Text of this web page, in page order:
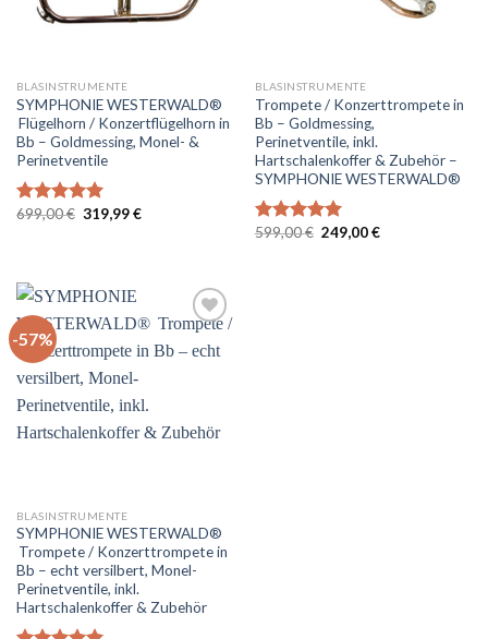
BLASINSTRUMENTE
SYMPHONIE WESTERWALD®
Flügelhorn / Konzertflügelhorn in
Bb – Goldmessing, Monel- &
Perinetventile
Bewertet
699,00€ Ursprünglicher
Preis
319,99€Aktueller
BLASINSTRUMENTE
Trompete / Konzerttrompete in
Bb – Goldmessing,
Perinetventile, inkl.
Hartschalenkoffer & Zubehör –
SYMPHONIE WESTERWALD®
Bewertet
599,00€ Ursprünglicher
Preis
249,00€Aktueller
-57%
Auf
BLASINSTRUMENTE
SYMPHONIE WESTERWALD®
Trompete / Konzerttrompete in
Bb – echt versilbert, Monel-
Perinetventile, inkl.
Hartschalenkoffer & Zubehör